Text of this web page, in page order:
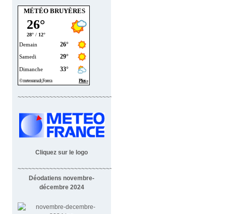
MÉTÉO BRUYÈRES
~~~~~~~~~~~~~~~~~~~~~~~~~~~~
Cliquez sur le logo
~~~~~~~~~~~~~~~~~~~~~~~~~~~~~~~~~~~~
Déodatiens novembre-
décembre 2024